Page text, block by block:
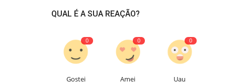
QUAL É A SUA REAÇÃO?
0
Gostei
0
Amei
0
Uau